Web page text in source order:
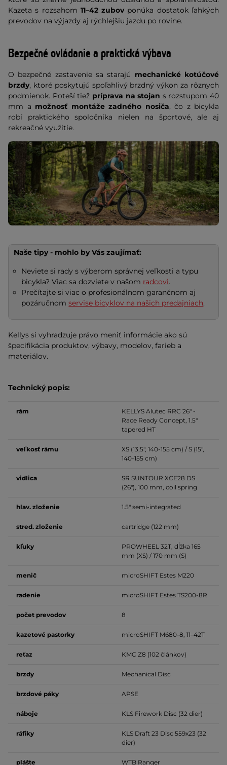
Kazeta s rozsahom 11–42 zubovponúka dostatok ľahkých
prevodov na výjazdy aj rýchlejšiu jazdu po rovine.
Bezpečné ovládanie a praktická výbava
O bezpečné zastavenie sa starajú mechanické kotúčové
brzdy, ktoré poskytujú spoľahlivý brzdný výkon za rôznych
podmienok. Poteší tiež príprava na stojan s rozstupom 40
mm a možnosť montáže zadného nosiča, čo z bicykla
robí praktického spoločníka nielen na športové, ale aj
rekreačné využitie.
Naše tipy - mohlo by Vás zaujímať:
Neviete si rady s výberom správnej veľkosti a typu
bicykla? Viac sa dozviete v našom radcovi.
Prečítajte si viac o profesionálnom garančnom aj
pozáručnomservise bicyklov na našich predajniach.
Kellys si vyhradzuje právo meniť informácie ako sú
špecifikácia produktov, výbavy, modelov, farieb a
materiálov.
Technický popis:
rám
KELLYS Alutec RRC 26" -
Race Ready Concept, 1.5"
tapered HT
veľkosť rámu
XS (13,5", 140-155 cm) / S (15",
140-155 cm)
vidlica
SR SUNTOUR XCE28 DS
(26"), 100 mm, coil spring
hlav. zloženie 1.5" semi-integrated
stred. zloženie cartridge (122 mm)
kľuky
PROWHEEL 32T, dĺžka 165
mm (XS) / 170 mm (S)
menič microSHIFT Estes M220
radenie microSHIFT Estes TS200-8R
počet prevodov 8
kazetové pastorky microSHIFT M680-8, 11–42T
reťaz KMC Z8 (102 článkov)
brzdy Mechanical Disc
brzdové páky APSE
náboje KLS Firework Disc (32 dier)
ráfiky
KLS Draft 23 Disc 559x23 (32
dier)
plášte WTB Ranger